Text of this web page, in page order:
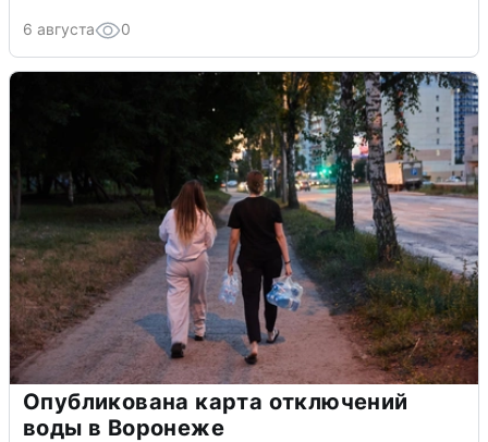
6 августа 0
Опубликована карта отключений
воды в Воронеже